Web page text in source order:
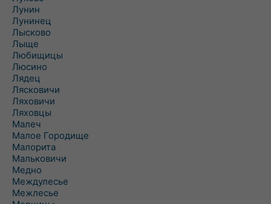
Лунин
Лунинец
Лысково
Лыще
Любищицы
Люсино
Лядец
Лясковичи
Ляховичи
Ляховцы
Малеч
Малое Городище
Малорита
Мальковичи
Медно
Междулесье
Межлесье